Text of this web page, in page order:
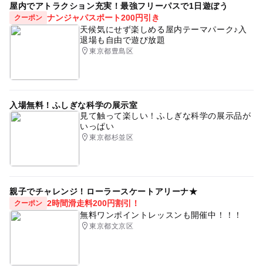
屋内でアトラクション充実！最強フリーパスで1日遊ぼう
クーポン ナンジャパスポート200円引き
天候気にせず楽しめる屋内テーマパーク♪入
退場も自由で遊び放題
東京都豊島区
入場無料！ふしぎな科学の展示室
見て触って楽しい！ふしぎな科学の展示品が
いっぱい
東京都杉並区
親子でチャレンジ！ローラースケートアリーナ★
クーポン 2時間滑走料200円割引！
無料ワンポイントレッスンも開催中！！！
東京都文京区